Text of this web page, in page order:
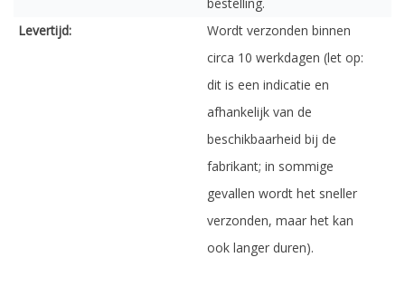
Levertijd:
Wordt verzonden binnen
circa 10 werkdagen (let op:
dit is een indicatie en
afhankelijk van de
beschikbaarheid bij de
fabrikant; in sommige
gevallen wordt het sneller
verzonden, maar het kan
ook langer duren).